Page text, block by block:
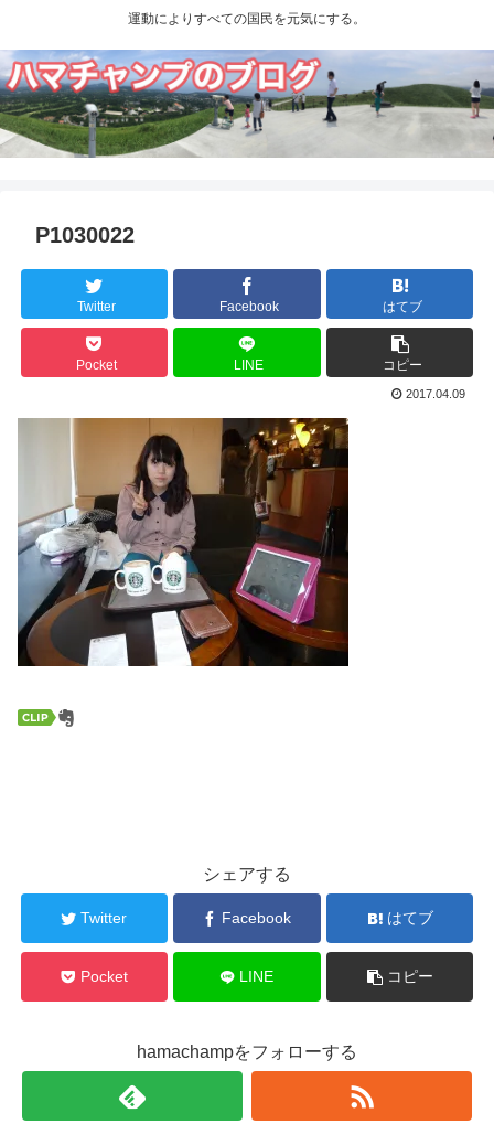
運動によりすべての国民を元気にする。
P1030022
Twitter Facebook はてブ
Pocket LINE コピー
2017.04.09
シェアする
Twitter Facebook はてブ
Pocket LINE コピー
hamachampをフォローする